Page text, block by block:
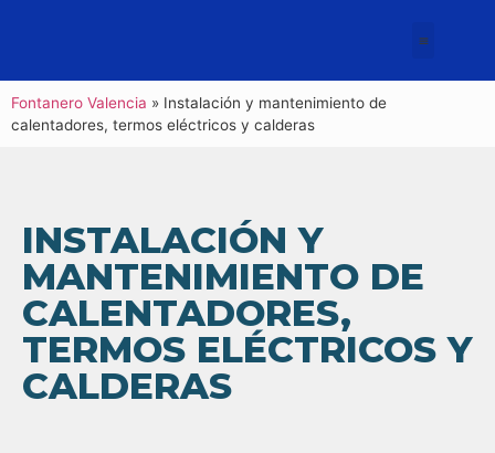
Fontanero Valencia » Instalación y mantenimiento de
calentadores, termos eléctricos y calderas
INSTALACIÓN Y
MANTENIMIENTO DE
CALENTADORES,
TERMOS ELÉCTRICOS Y
CALDERAS